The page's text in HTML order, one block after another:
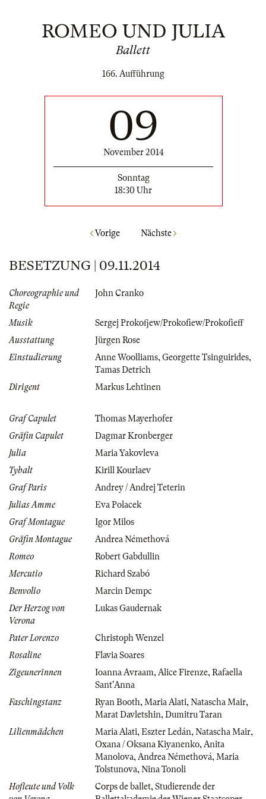
ROMEO UND JULIA
Ballett
166. Aufführung
09
November 2014
Sonntag
18:30 Uhr
Vorige Nächste
BESETZUNG | 09.11.2014
Choreographie und
Regie
John Cranko
Musik
Sergej Prokofjew/Prokofiew/Prokofieff
Ausstattung
Jürgen Rose
Einstudierung
Anne Woolliams, Georgette Tsinguirides,
Tamas Detrich
Dirigent
Markus Lehtinen
Graf Capulet
Thomas Mayerhofer
Gräfin Capulet
Dagmar Kronberger
Julia
Maria Yakovleva
Tybalt
Kirill Kourlaev
Graf Paris
Andrey / Andrej Teterin
Julias Amme
Eva Polacek
Graf Montague
Igor Milos
Gräfin Montague
Andrea Némethová
Romeo
Robert Gabdullin
Mercutio
Richard Szabó
Benvolio
Marcin Dempc
Der Herzog von
Verona
Lukas Gaudernak
Pater Lorenzo
Christoph Wenzel
Rosaline
Flavia Soares
Zigeunerinnen
Ioanna Avraam, Alice Firenze, Rafaella
Sant'Anna
Faschingstanz
Ryan Booth, Maria Alati, Natascha Mair,
Marat Davletshin, Dumitru Taran
Lilienmädchen
Maria Alati, Eszter Ledán, Natascha Mair,
Oxana / Oksana Kiyanenko, Anita
Manolova, Andrea Némethová, Maria
Tolstunova, Nina Tonoli
Hofleute und Volk
Corps de ballet, Studierende der